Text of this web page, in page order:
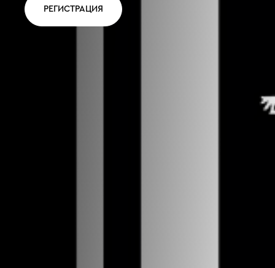
РЕГИСТРАЦИЯ